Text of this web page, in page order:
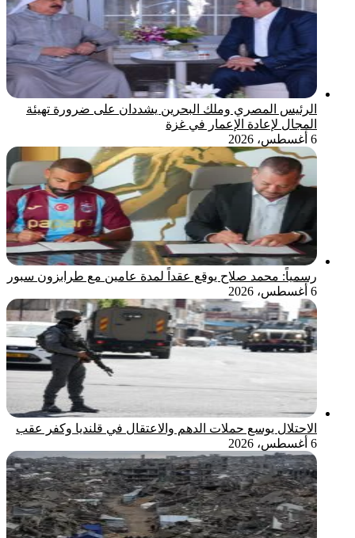
الرئيس المصري وملك البحرين يشددان على ضرورة تهيئة
المجال لإعادة الإعمار في غزة
6 أغسطس، 2026
رسمياً: محمد صلاح يوقع عقداً لمدة عامين مع طرابزون سبور
6 أغسطس، 2026
الاحتلال يوسع حملات الدهم والاعتقال في قلنديا وكفر عقب
6 أغسطس، 2026